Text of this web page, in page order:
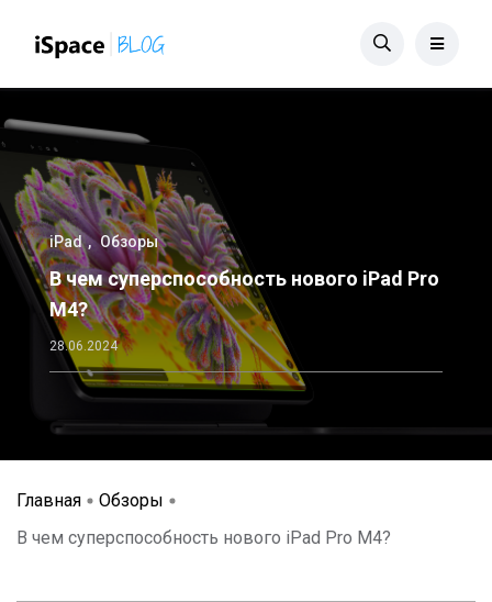
iPad Обзоры
В чем суперспособность нового iPad Pro
M4?
28.06.2024
Главная
Обзоры
В чем суперспособность нового iPad Pro M4?